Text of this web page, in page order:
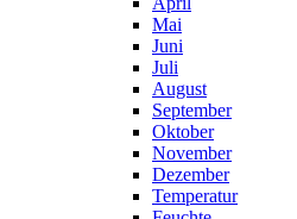
Mai
Juni
Juli
August
September
Oktober
November
Dezember
Temperatur